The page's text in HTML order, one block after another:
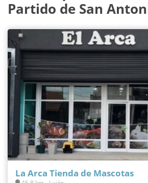
Partido de San
La Arca Tienda de Mascotas